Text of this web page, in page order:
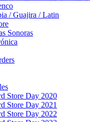
/ Guajira / Latin
Sonoras
Store Day 2020
Store Day 2021
Store Day 2022